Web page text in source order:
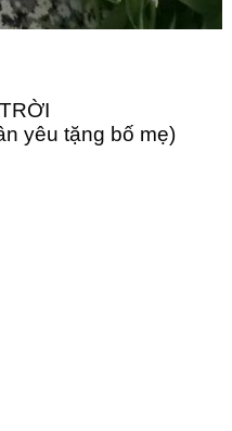
yêu tặng bố mẹ)